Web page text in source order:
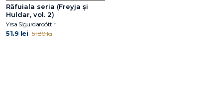
Răfuiala seria (Freyja și
Huldar, vol. 2)
Yrsa Sigurdardóttir
51.9 lei 51.80 lei